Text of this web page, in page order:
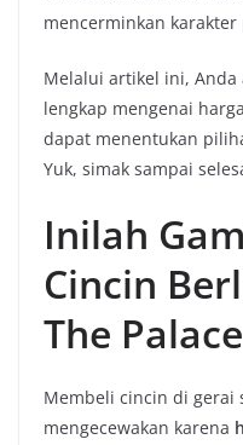
mencerminkan karakter
Melalui artikel ini, Anda
lengkap mengenai
dapat menentukan
Yuk, simak sampai
Inilah
Cincin
The Palace
Membeli cincin di gerai
mengecewakan karena